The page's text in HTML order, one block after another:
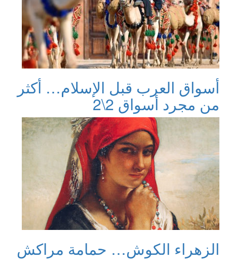
أسواق العرب قبل الإسلام… أكثر
من مجرد أسواق 2\2
الزهراء الكوش… حمامة مراكش